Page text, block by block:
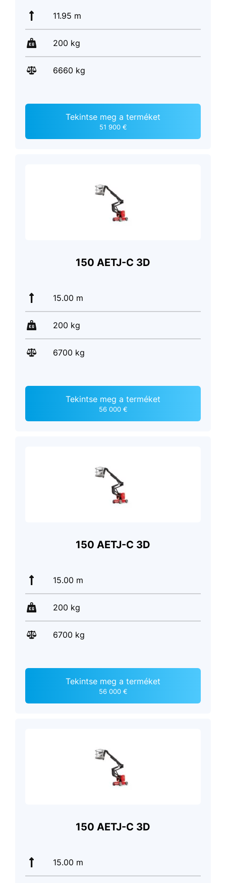
11.95 m
200 kg
6660 kg
Tekintse meg a terméket
51 900 €
150 AETJ-C 3D
15.00 m
200 kg
6700 kg
Tekintse meg a terméket
56 000 €
150 AETJ-C 3D
15.00 m
200 kg
6700 kg
Tekintse meg a terméket
56 000 €
150 AETJ-C 3D
15.00 m